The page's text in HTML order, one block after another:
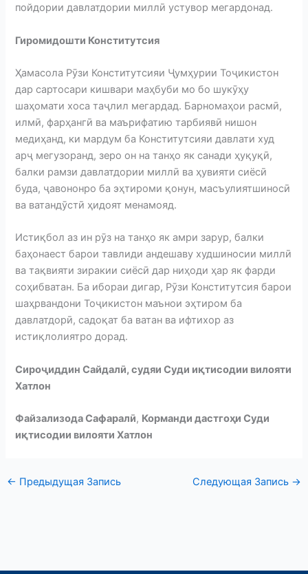
пойдории давлатдории миллӣ устувор мегардонад.
Гиромидошти Конститутсия
Ҳамасола Рӯзи Конститутсияи Ҷумҳурии Тоҷикистон
дар сартосари кишвари маҳбуби мо бо шукӯҳу
шаҳомати хоса таҷлил мегардад. Барномаҳои расмӣ,
илмӣ, фарҳангӣ ва маърифатию тарбиявӣ нишон
медиҳанд, ки мардум ба Конститутсияи давлати худ
арҷ мегузоранд, зеро он на танҳо як санади ҳуқуқӣ,
балки рамзи давлатдории миллӣ ва ҳувияти сиёсӣ
буда, ҷавононро ба эҳтироми қонун, масъулиятшиносӣ
ва ватандӯстӣ ҳидоят менамояд.
Истиқбол аз ин рӯз на танҳо як амри зарур, балки
баҳонаест барои тавлиди андешаву худшиносии миллӣ
ва тақвияти зиракии сиёсӣ дар ниҳоди ҳар як фарди
соҳибватан. Ба ибораи дигар, Рӯзи Конститутсия барои
шаҳрвандони Тоҷикистон маънои эҳтиром ба
давлатдорӣ, садоқат ба ватан ва ифтихор аз
истиқлолиятро дорад.
Сироҷиддин Сайдалӣ, судяи Суди иқтисодии вилояти
Хатлон
Файзализода Сафаралӣ, Корманди дастгоҳи Суди
иқтисодии вилояти Хатлон
← Предыдущая Запись Следующая Запись →